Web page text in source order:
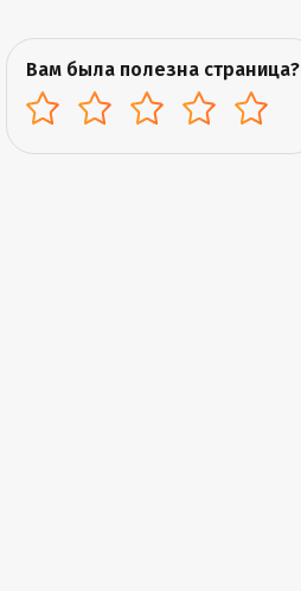
Вам была полезна страница?